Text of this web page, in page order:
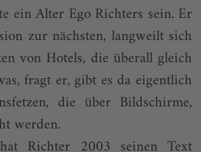
ein Alter Ego Richters sein. Er
zur nächsten, langweilt sich
von Hotels, die überall gleich
fragt er, gibt es da eigentlich
die über Bildschirme,
werden.
Richter 2003 seinen Text